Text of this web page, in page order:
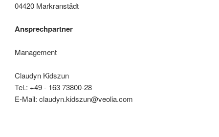
04420 Markranstädt
Ansprechpartner
Management
Claudyn Kidszun
Tel.: +49 - 163 73800-28
E-Mail: claudyn.kidszun@veolia.com